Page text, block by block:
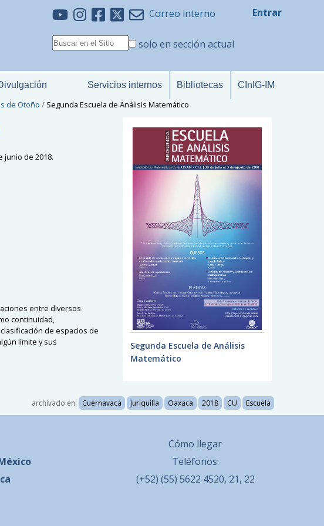
Correo interno
solo en sección actual
Entrar
Servicios internos Bibliotecas CInIG-IM
de Otoño / Segunda Escuela de Análisis Matemático
junio de 2018.
entre diversos
continuidad,
de espacios de
límite y sus
Segunda Escuela de Análisis
Matemático
archivado en: Cuernavaca Juriquilla Oaxaca 2018 CU Escuela
Cómo llegar
Teléfonos:
(+52) (55) 5622 4520, 21, 22